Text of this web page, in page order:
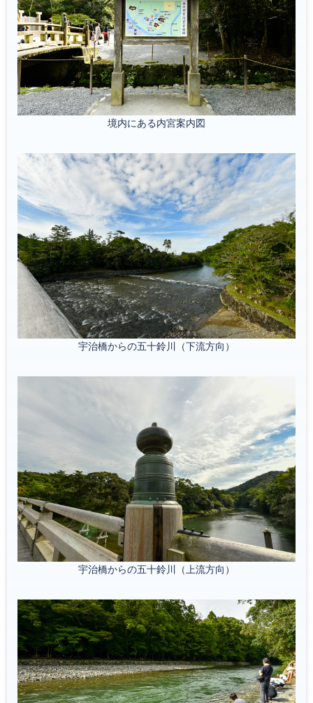
境内にある内宮案内図
宇治橋からの五十鈴川（下流方向）
宇治橋からの五十鈴川（上流方向）